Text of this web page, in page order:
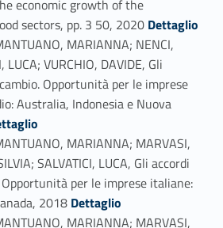
economic growth of the
sectors, pp. 3 50, 2020 Link identifier #identifier_person_181619-39
Dettaglio
MARIANNA; NENCI,
LUCA; VURCHIO, DAVIDE, Gli
Opportunità per le imprese
Australia, Indonesia e Nuova
MARIANNA; MARVASI,
SALVATICI, LUCA, Gli accordi
per le imprese italiane:
2018 Link identifier #identifier_person_150703-41
Dettaglio
MARIANNA; MARVASI,